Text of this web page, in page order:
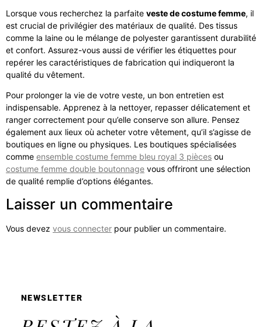
Lorsque vous recherchez la parfaite veste de costume femme, il
est crucial de privilégier des matériaux de qualité. Des tissus
comme la laine ou le mélange de polyester garantissent durabilité
et confort. Assurez-vous aussi de vérifier les étiquettes pour
repérer les caractéristiques de fabrication qui indiqueront la
qualité du vêtement.
Pour prolonger la vie de votre veste, un bon entretien est
indispensable. Apprenez à la nettoyer, repasser délicatement et
ranger correctement pour qu’elle conserve son allure. Pensez
également aux lieux où acheter votre vêtement, qu’il s’agisse de
boutiques en ligne ou physiques. Les boutiques spécialisées
comme ensemble costume femme bleu royal 3 pièces ou
costume femme double boutonnage vous offriront une sélection
de qualité remplie d’options élégantes.
Laisser un commentaire
Vous devez vous connecter pour publier un commentaire.
NEWSLETTER